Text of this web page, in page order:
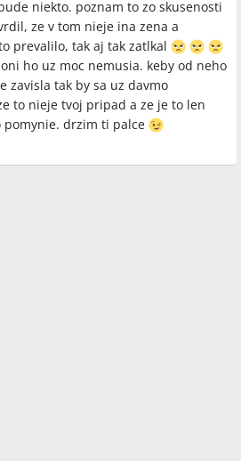
niekto. poznam to zo skusenosti
ze v tom nieje ina zena a
prevalilo, tak aj tak zatlkal
ho uz moc nemusia. keby od neho
zavisla tak by sa uz davmo
to nieje tvoj pripad a ze je to len
pomynie. drzim ti palce